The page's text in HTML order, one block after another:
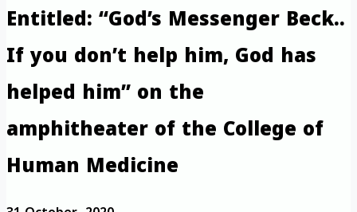
Entitled: “God’s Messenger Beck..
If you don’t help him, God has
helped him” on the
amphitheater of the College of
Human Medicine